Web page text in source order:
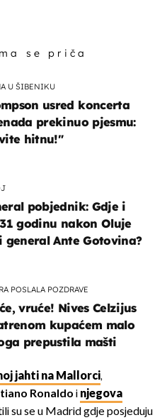
se priča
U ŠIBENIKU
usred koncerta
prekinuo pjesmu:
hitnu!"
pobjednik: Gdje i
godinu nakon Oluje
general Ante Gotovina?
POSLALA POZDRAVE
vruće! Nives Celzijus
kupaćem malo
prepustila mašti
jahti na Mallorci,
Ronaldo i njegova
su se u Madrid gdje posjeduju